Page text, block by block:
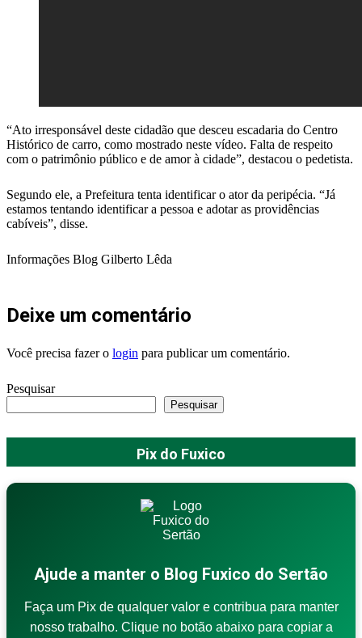
“Ato irresponsável deste cidadão que desceu escadaria do Centro
Histórico de carro, como mostrado neste vídeo. Falta de respeito
com o patrimônio público e de amor à cidade”, destacou o pedetista.
Segundo ele, a Prefeitura tenta identificar o ator da peripécia. “Já
estamos tentando identificar a pessoa e adotar as providências
cabíveis”, disse.
Informações Blog Gilberto Lêda
Deixe um comentário
Você precisa fazer o login para publicar um comentário.
Pesquisar
Pesquisar
Pix do Fuxico
Ajude a manter o Blog Fuxico do Sertão
Faça um Pix de qualquer valor e contribua para manter
nosso trabalho. Clique no botão abaixo para copiar a